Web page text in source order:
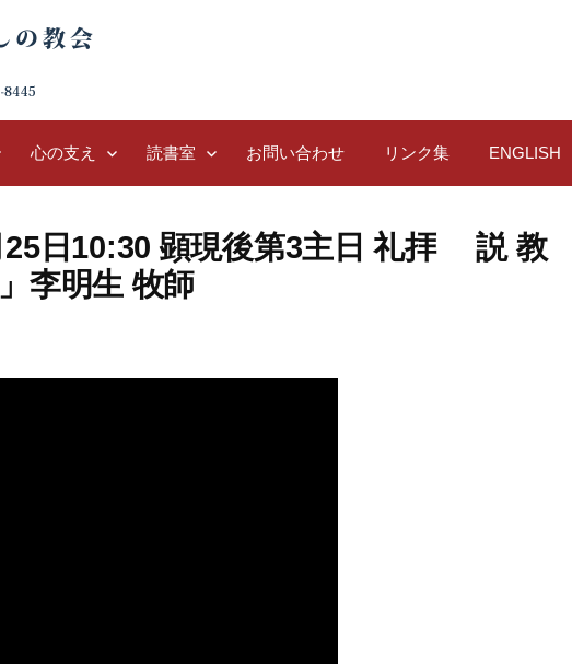
心の支え 読書室 お問い合わせ リンク集 ENGLISH
25日10:30 顕現後第3主日 礼拝 説 教
李明生 牧師